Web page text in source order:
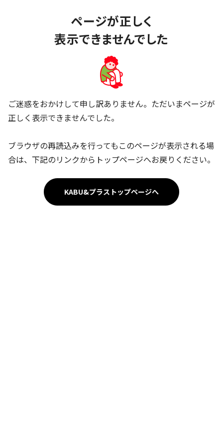
ページが正しく
表示できませんでした
ご迷惑をおかけして申し訳ありません。ただいまページが
正しく表示できませんでした。
ブラウザの再読込みを行ってもこのページが表示される場
合は、下記のリンクからトップページへお戻りください。
KABU&プラストップページへ